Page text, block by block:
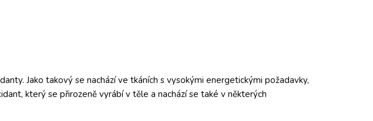
Jako takový se nachází ve tkáních s vysokými energetickými požadavky,
který se přirozeně vyrábí v těle a nachází se také v některých